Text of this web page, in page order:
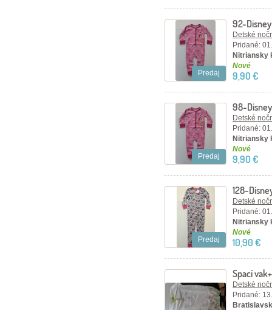
Predaj
92-
Detské
Pridané:
Nitriansky
Nové
9,90 €
Predaj
98-
Detské
Pridané:
Nitriansky
Nové
9,90 €
Predaj
128-
pyžamko.
Detské
Pridané:
Nitriansky
Nové
10,90 €
Spací
Detské
Pridané: